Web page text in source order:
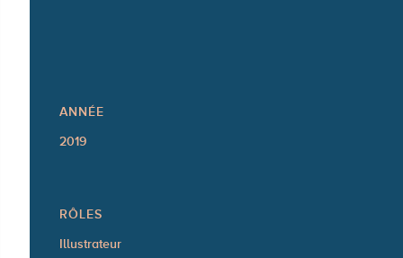
ANNÉE
2019
RÔLES
Illustrateur